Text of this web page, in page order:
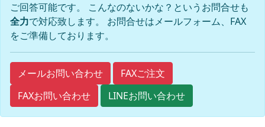
ご回答可能です。 こんなのないかな？というお問合せも
全力で対応致します。 お問合せはメールフォーム、FAX
をご準備しております。
メールお問い合わせ
FAXご注文
FAXお問い合わせ
LINEお問い合わせ